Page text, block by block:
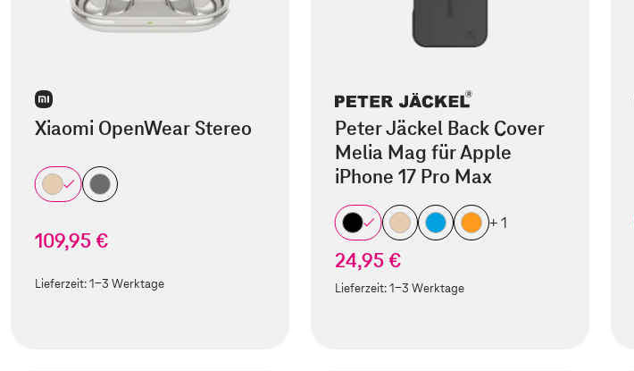
Xiaomi OpenWear Stereo
109,95 €
Lieferzeit:1-3 Werktage
Peter Jäckel Back Cover
Melia Mag für Apple
iPhone 17 Pro Max
+ 1
24,95 €
Lieferzeit:1-3 Werktage